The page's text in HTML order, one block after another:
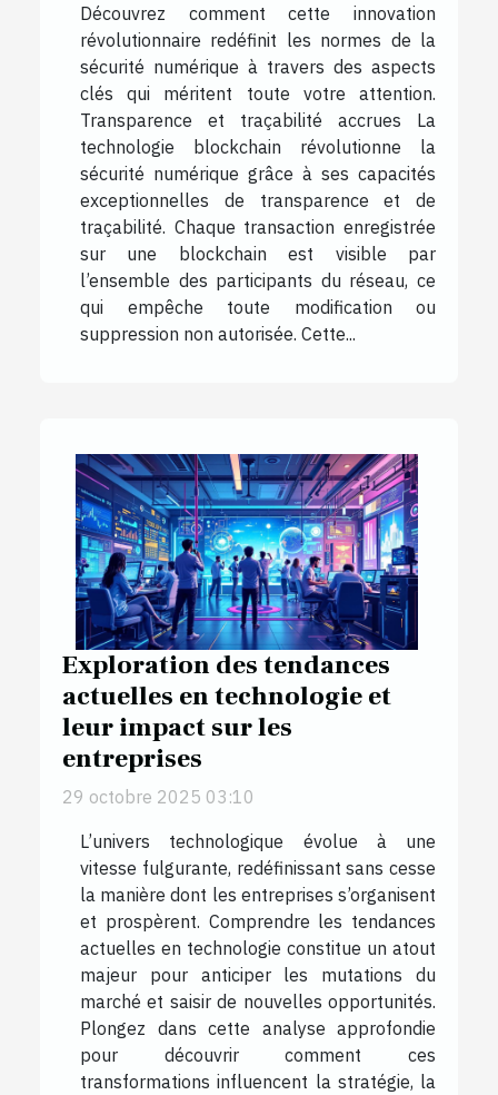
Découvrez comment cette innovation
révolutionnaire redéfinit les normes de la
sécurité numérique à travers des aspects
clés qui méritent toute votre attention.
Transparence et traçabilité accrues La
technologie blockchain révolutionne la
sécurité numérique grâce à ses capacités
exceptionnelles de transparence et de
traçabilité. Chaque transaction enregistrée
sur une blockchain est visible par
l’ensemble des participants du réseau, ce
qui empêche toute modification ou
suppression non autorisée. Cette...
Exploration des tendances
actuelles en technologie et
leur impact sur les
entreprises
29 octobre 2025 03:10
L’univers technologique évolue à une
vitesse fulgurante, redéfinissant sans cesse
la manière dont les entreprises s’organisent
et prospèrent. Comprendre les tendances
actuelles en technologie constitue un atout
majeur pour anticiper les mutations du
marché et saisir de nouvelles opportunités.
Plongez dans cette analyse approfondie
pour découvrir comment ces
transformations influencent la stratégie, la